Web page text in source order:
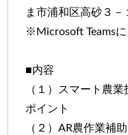
ま市浦和区高砂３－
※Microsoft Teams
■内容
（１）スマート農
ポイント
（２）AR農作業補